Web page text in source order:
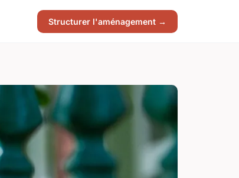
Structurer l'aménagement →